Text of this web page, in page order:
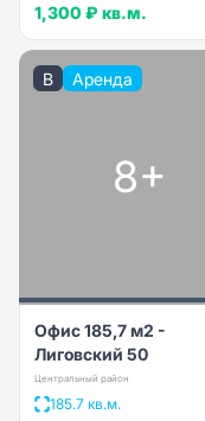
1,300 ₽ кв.м.
B Аренда
8+
Офис 185,7 м2 -
Лиговский 50
Центральный район
185.7 кв.м.